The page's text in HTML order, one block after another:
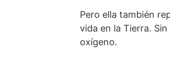
Pero ella también
vida en la Tierra.
oxígeno.